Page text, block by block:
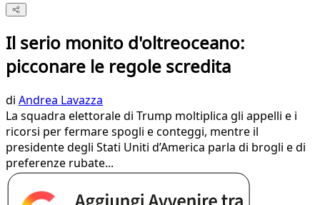
Il serio monito d'oltreoceano:
picconare le regole scredita
di Andrea Lavazza
La squadra elettorale di Trump moltiplica gli appelli e i
ricorsi per fermare spogli e conteggi, mentre il
presidente degli Stati Uniti d’America parla di brogli e di
preferenze rubate...